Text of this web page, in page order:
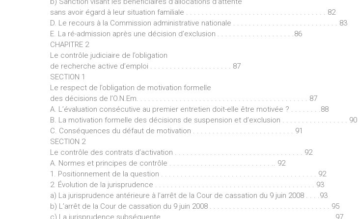
sans avoir égard à leur situation familiale . . . . . . . . . . . . . . . . . . . . . . . . . . . . . . . . . . . . 82
D. Le recours à la Commission administrative nationale . . . . . . . . . . . . . . . . . . . . . . . . . . . 83
E. La ré-admission après une décision d’exclusion . . . . . . . . . . . . . . . . . . . .86
CHAPITRE 2
Le contrôle judiciaire de l’obligation
de recherche active d’emploi . . . . . . . . . . . . . . . . . . . . . 87
SECTION 1
Le respect de l’obligation de motivation formelle
des décisions de l’O.N.Em. . . . . . . . . . . . . . . . . . . . . . . . . . . . . . . . . . . . . . . . . . . . 87
A. L’évaluation consécutive au premier entretien doit-elle être motivée ? . . . . . . . .88
B. La motivation formelle des décisions de suspension et d’exclusion . . . . . . . . . . . . . . . . . 90
C. Conséquences du défaut de motivation . . . . . . . . . . . . . . . . . . . . . . . . . . 91
SECTION 2
Le contrôle des contrats d’activation . . . . . . . . . . . . . . . . . . . . . . . . . . . . . . . . . 92
A. Normes et principes de contrôle . . . . . . . . . . . . . . . . . . . . . . . . . . .. 92
1. Positionnement de la question . . . . . . . . . . . . . . . . . . . . . . . . . . . . . . . . . . . . . . . . 92
2. Évolution de la jurisprudence . . . . . . . . . . . . . . . . . . . . . . . . . . . . . . . . . . . . . . . . . 93
a) La jurisprudence antérieure à l’arrêt de la Cour de cassation du 9 juin 2008 . . . .93
b) L’arrêt de la Cour de cassation du 9 juin 2008 . . . . . . . . . . . . . . . . . . . . . . . . . . . . . . . 95
c) La jurisprudence subséquente . . . . . . . . . . . . . . . . . . . . . . . . . . . . . . . . . . . . . . . . . . . . 97